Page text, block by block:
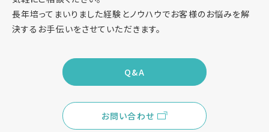
長年培ってまいりました経験とノウハウでお客様のお悩みを解
決するお手伝いをさせていただきます。
Q&A
お問い合わせ